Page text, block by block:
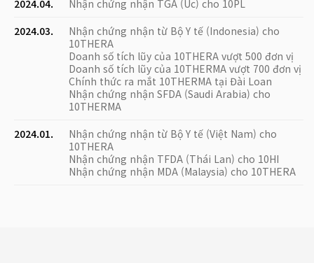
2024.04.
Nhận chứng nhận TGA (Úc) cho 10PL
2024.03.
Nhận chứng nhận từ Bộ Y tế (Indonesia) cho
10THERA
Doanh số tích lũy của 10THERA vượt 500 đơn vị
Doanh số tích lũy của 10THERMA vượt 700 đơn vị
Chính thức ra mắt 10THERMA tại Đài Loan
Nhận chứng nhận SFDA (Saudi Arabia) cho
10THERMA
2024.01.
Nhận chứng nhận từ Bộ Y tế (Việt Nam) cho
10THERA
Nhận chứng nhận TFDA (Thái Lan) cho 10HI
Nhận chứng nhận MDA (Malaysia) cho 10THERA